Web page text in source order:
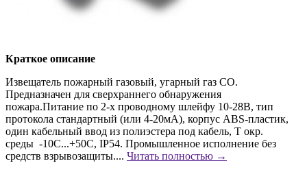
Краткое описание
Извещатель пожарный газовый, угарный газ СО.
Предназначен для сверхраннего обнаружения
пожара.Питание по 2-х проводному шлейфу 10-28В, тип
протокола стандартный (или 4-20мА), корпус ABS-пластик,
один кабельный ввод из полиэстера под кабель, Т окр.
среды -10С...+50С, IP54. Промышленное исполнение без
средств взрывозащиты.... Читать полностью →